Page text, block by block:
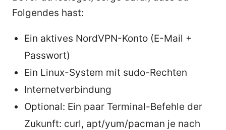
Folgendes hast:
Ein aktives NordVPN-Konto (E-Mail +
Passwort)
Ein Linux-System mit sudo-Rechten
Internetverbindung
Optional: Ein paar Terminal-Befehle der
Zukunft: curl, apt/yum/pacman je nach